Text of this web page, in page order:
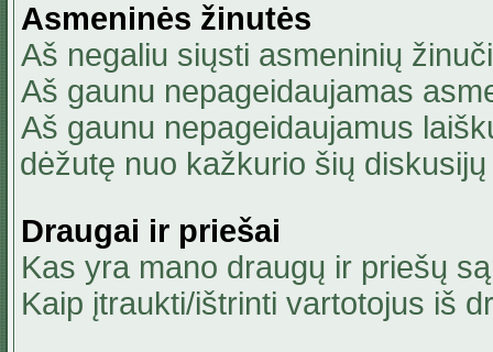
Asmeninės žinutės
Aš negaliu siųsti asmeninių
Aš gaunu nepageidaujamas
Aš gaunu nepageidaujamus
dėžutę nuo kažkurio šių
Draugai ir priešai
Kas yra mano draugų ir priešų
Kaip įtraukti/ištrinti vartotojus iš